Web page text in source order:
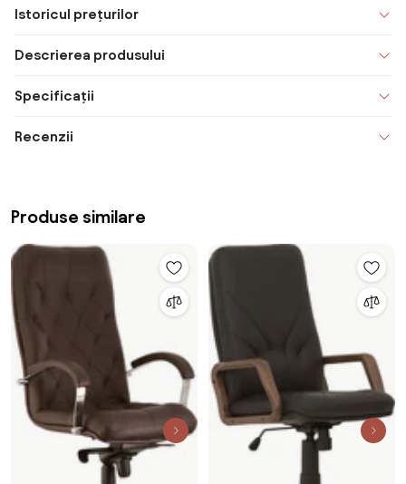
Istoricul prețurilor
Descrierea produsului
Specificații
Recenzii
Produse similare